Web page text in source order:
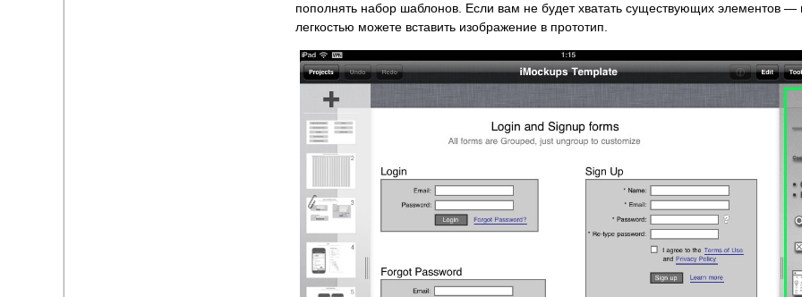
пополнять набор шаблонов. Если вам не будет хватать существующих элементов —
легкостью можете вставить изображение в прототип.